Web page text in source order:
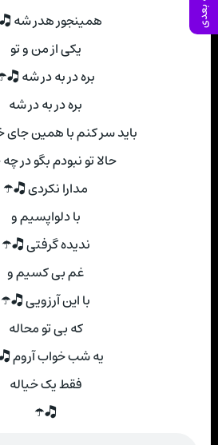
همینجور هدر شه
یکی از من و تو
بره در به در شه
بره در به در شه
باید سر کنم با همین
حالا تو نبودم بگو در
مدارا نکردی 🎝☂
با دلواپسیم و
ندیده گرفتی 🎝☂
غم بی کسیم و
با این آرزویی 🎝☂
که بی تو محاله
یه شب خواب آروم
فقط یک خیاله
🎝☂